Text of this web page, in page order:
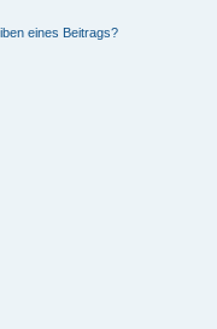
eines Beitrags?